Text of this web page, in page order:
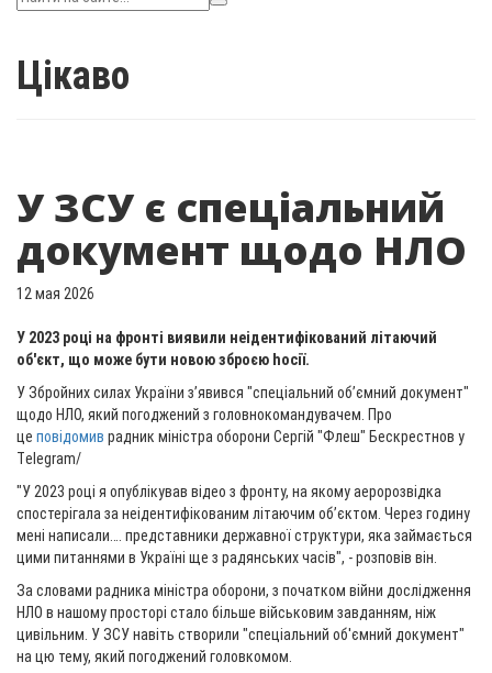
Цікаво
У ЗСУ є спеціальний
документ щодо НЛО
12 мая 2026
У 2023 році на фронті виявили неідентифікований літаючий
об'єкт, що може бути новою зброєю hосії.
У Збройних силах України зʼявився "спеціальний обʼємний документ"
щодо НЛО, який погоджений з головнокомандувачем. Про
це повідомив радник міністра оборони Сергій "Флеш" Бескрестнов у
Тelegram/
"У 2023 році я опублікував відео з фронту, на якому аеророзвідка
спостерігала за неідентифікованим літаючим об’єктом. Через годину
мені написали…. представники державної структури, яка займається
цими питаннями в Україні ще з радянських часів", - розповів він.
За словами радника міністра оборони, з початком війни дослідження
НЛО в нашому просторі стало більше військовим завданням, ніж
цивільним. У ЗСУ навіть створили "спеціальний об'ємний документ"
на цю тему, який погоджений головкомом.